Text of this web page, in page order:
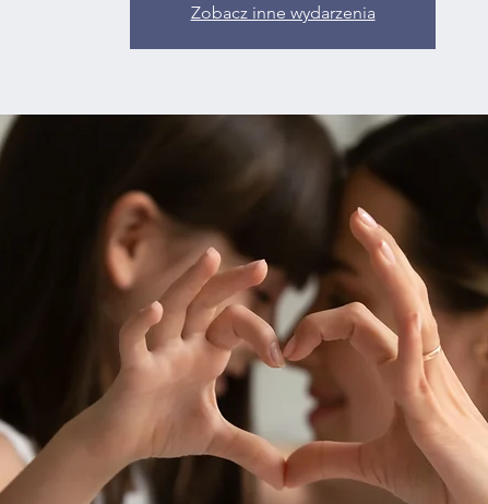
Zobacz inne wydarzenia